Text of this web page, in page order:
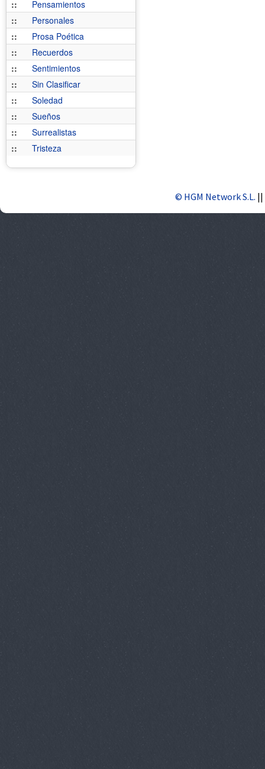
::
Pensamientos
::
Personales
::
Prosa Poética
::
Recuerdos
::
Sentimientos
::
Sin Clasificar
::
Soledad
::
Sueños
::
Surrealistas
::
Tristeza
© HGM Network S.L. ||